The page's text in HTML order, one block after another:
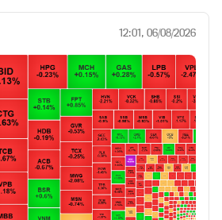
12:01, 06/08/2026